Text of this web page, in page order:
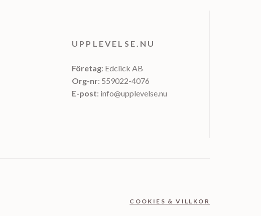
UPPLEVELSE.NU
Företag: Edclick AB
Org-nr: 559022-4076
E-post: info@upplevelse.nu
COOKIES & VILLKOR